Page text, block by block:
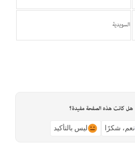
السويدية
هل كانت هذه الصفحة مفيدة؟
نعم، شكرًا ليس بالتأكيد